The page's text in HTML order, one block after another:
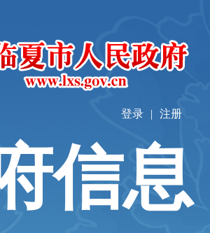
登录 | 注册
信息